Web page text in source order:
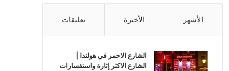
الأشهر الأخيرة تعليقات
الشارع الاحمر في هولندا |
الشارع الاكثر إثارة واستفسارات